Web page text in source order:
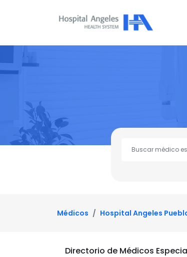
Médicos Hospital Angeles
Directorio de Médicos